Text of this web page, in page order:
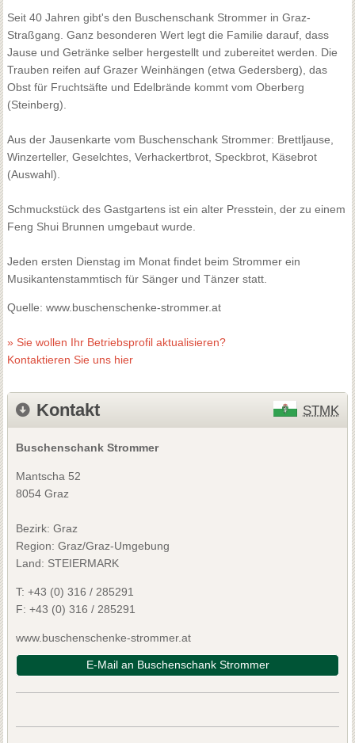
Seit 40 Jahren gibt's den Buschenschank Strommer in Graz-
Straßgang. Ganz besonderen Wert legt die Familie darauf, dass
Jause und Getränke selber hergestellt und zubereitet werden. Die
Trauben reifen auf Grazer Weinhängen (etwa Gedersberg), das
Obst für Fruchtsäfte und Edelbrände kommt vom Oberberg
(Steinberg).
Aus der Jausenkarte vom Buschenschank Strommer: Brettljause,
Winzerteller, Geselchtes, Verhackertbrot, Speckbrot, Käsebrot
(Auswahl).
Schmuckstück des Gastgartens ist ein alter Presstein, der zu einem
Feng Shui Brunnen umgebaut wurde.
Jeden ersten Dienstag im Monat findet beim Strommer ein
Musikantenstammtisch für Sänger und Tänzer statt.
Quelle: www.buschenschenke-strommer.at
» Sie wollen Ihr Betriebsprofil aktualisieren?
Kontaktieren Sie uns hier
Kontakt STMK
Buschenschank Strommer
Mantscha 52
8054 Graz
Bezirk: Graz
Region: Graz/Graz-Umgebung
Land: STEIERMARK
T: +43 (0) 316 / 285291
F: +43 (0) 316 / 285291
www.buschenschenke-strommer.at
E-Mail an Buschenschank Strommer